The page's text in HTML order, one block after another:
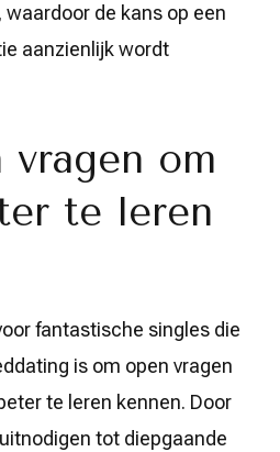
de kans op een
aanzienlijk wordt
om
te leren
fantastische singles die
is om open vragen
te leren kennen. Door
tot diepgaande